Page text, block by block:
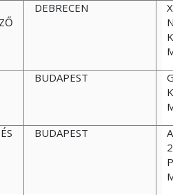
DEBRECEN
BUDAPEST
BUDAPEST